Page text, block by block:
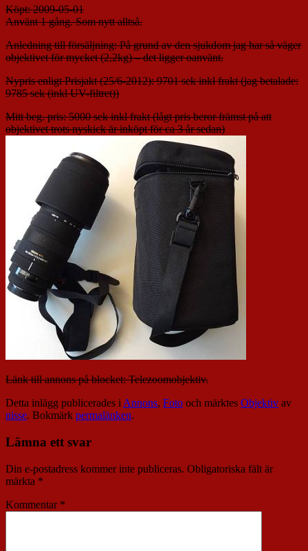
Köpt: 2009-05-01
Använt 1 gång. Som nytt alltså.
Anledning till försäljning: På grund av den sjukdom jag har så väger
objektivet för mycket (2,2kg) – det ligger oanvänt.
Nypris enligt Prisjakt (25/6-2012): 9701 sek inkl frakt (jag betalade:
9785 sek (inkl UV-filtret))
Mitt beg. pris: 5000 sek inkl frakt (lågt pris beror främst på att
objektivet trots nyskick är inköpt för ca 3 år sedan)
Länk till annons på blocket: Telezoomobjektiv.
Detta inlägg publicerades iAnnons, Foto och märktes Objektiv av
nisse. Bokmärk permalänken.
Lämna ett svar
Din e-postadress kommer inte publiceras. Obligatoriska fält är
märkta *
Kommentar *